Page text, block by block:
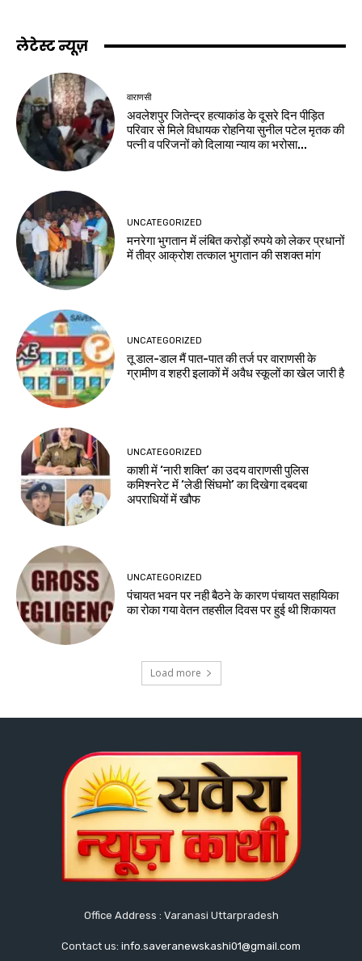
लेटेस्ट न्यूज़
वाराणसी
अवलेशपुर जितेन्द्र हत्याकांड के दूसरे दिन पीड़ित
परिवार से मिले विधायक रोहनिया सुनील पटेल मृतक की
पत्नी व परिजनों को दिलाया न्याय का भरोसा...
UNCATEGORIZED
मनरेगा भुगतान में लंबित करोड़ों रुपये को लेकर प्रधानों
में तीव्र आक्रोश तत्काल भुगतान की सशक्त मांग
UNCATEGORIZED
तू डाल-डाल मैं पात-पात की तर्ज पर वाराणसी के
ग्रामीण व शहरी इलाकों में अवैध स्कूलों का खेल जारी है
UNCATEGORIZED
काशी में ‘नारी शक्ति’ का उदय वाराणसी पुलिस
कमिश्नरेट में ‘लेडी सिंघमो’ का दिखेगा दबदबा
अपराधियों में खौफ
UNCATEGORIZED
पंचायत भवन पर नही बैठने के कारण पंचायत सहायिका
का रोका गया वेतन तहसील दिवस पर हुई थी शिकायत
Load more
Office Address : Varanasi Uttarpradesh
Contact us: info.saveranewskashi01@gmail.com